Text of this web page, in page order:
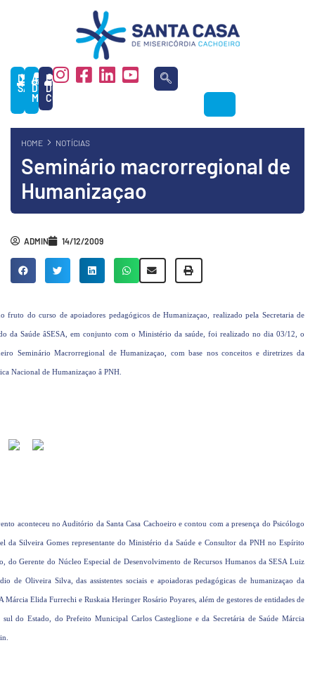
DOAÇÃO
SANGUE
ÁREA
DO
MÉDICO
PORTAL
DO
COLABORADOR
HOME NOTÍCIAS
Seminário macrorregional de
Humanizaçao
ADMIN 14/12/2009
fruto do curso de apoiadores pedagógicos de Humanizaçao, realizado pela Secretaria de
da Saúde âSESA, em conjunto com o Ministério da saúde, foi realizado no dia 03/12, o
Seminário Macrorregional de Humanizaçao, com base nos conceitos e diretrizes da
Nacional de Humanizaçao â PNH.
aconteceu no Auditório da Santa Casa Cachoeiro e contou com a presença do Psicólogo
da Silveira Gomes representante do Ministério da Saúde e Consultor da PNH no Espírito
do Gerente do Núcleo Especial de Desenvolvimento de Recursos Humanos da SESA Luiz
de Oliveira Silva, das assistentes sociais e apoiadoras pedagógicas de humanizaçao da
Márcia Elida Furrechi e Ruskaia Heringer Rosário Poyares, além de gestores de entidades de
sul do Estado, do Prefeito Municipal Carlos Casteglione e da Secretária de Saúde Márcia